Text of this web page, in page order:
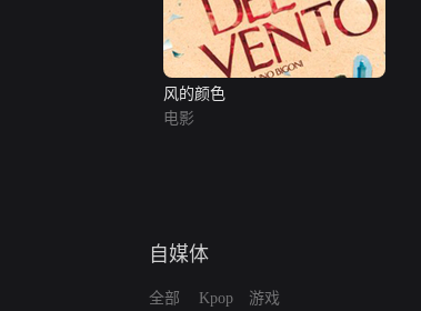
风的颜色
电影
自媒体
全部 Kpop 游戏